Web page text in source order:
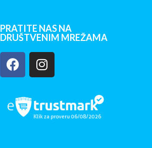
PRATITE NAS NA
DRUŠTVENIM MREŽAMA